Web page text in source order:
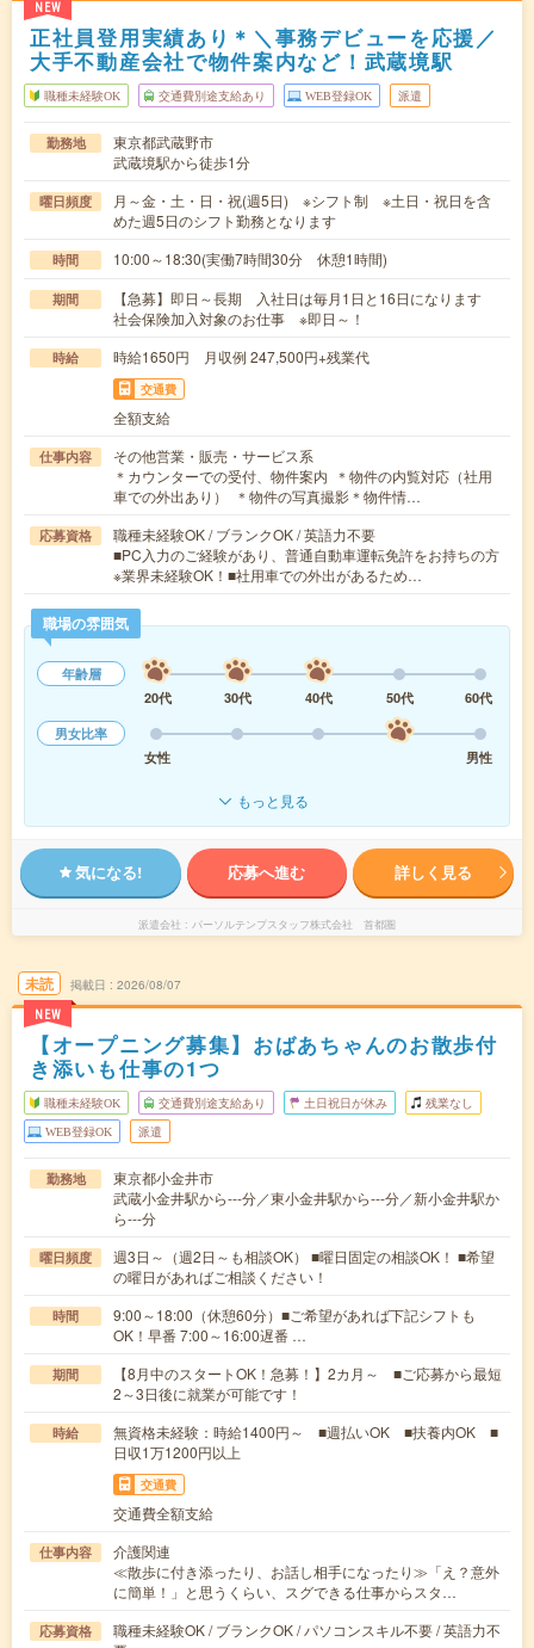
NEW
正社員登用実績あり＊＼事務デビューを応援／
大手不動産会社で物件案内など！武蔵境駅
職種未経験OK 交通費別途支給あり WEB登録OK 派遣
勤務地
東京都武蔵野市
武蔵境駅から徒歩1分
曜日頻度
月～金・土・日・祝(週5日) ※シフト制 ※土日・祝日を含
めた週5日のシフト勤務となります
時間 10:00～18:30(実働7時間30分 休憩1時間)
期間
【急募】即日～長期 入社日は毎月1日と16日になります
社会保険加入対象のお仕事 ※即日～！
時給 時給1650円 月収例 247,500円+残業代
交通費
全額支給
仕事内容
その他営業・販売・サービス系
＊カウンターでの受付、物件案内 ＊物件の内覧対応（社用
車での外出あり） ＊物件の写真撮影＊物件情…
応募資格
職種未経験OK / ブランクOK / 英語力不要
■PC入力のご経験があり、普通自動車運転免許をお持ちの方
※業界未経験OK！■社用車での外出があるため…
職場の雰囲気
年齢層
20代
30代 40代 50代
60代
男女比率
女性
男性
もっと見る
気になる! 応募へ進む 詳しく見る
派遣会社 パーソルテンプスタッフ株式会社 首都圏
未読
NEW
掲載日 2026/08/07
【オープニング募集】おばあちゃんのお散歩付
き添いも仕事の1つ
職種未経験OK 交通費別途支給あり 土日祝日が休み 残業なし
WEB登録OK 派遣
勤務地
東京都小金井市
武蔵小金井駅から---分／東小金井駅から---分／新小金井駅か
ら---分
曜日頻度
週3日～（週2日～も相談OK） ■曜日固定の相談OK！ ■希望
の曜日があればご相談ください！
時間
9:00～18:00（休憩60分）■ご希望があれば下記シフトも
OK！早番 7:00～16:00遅番 …
期間
【8月中のスタートOK！急募！】2カ月～ ■ご応募から最短
2～3日後に就業が可能です！
時給
無資格未経験：時給1400円～ ■週払いOK ■扶養内OK ■
日収1万1200円以上
交通費
交通費全額支給
仕事内容
介護関連
≪散歩に付き添ったり、お話し相手になったり≫「え？意外
に簡単！」と思うくらい、スグできる仕事からスタ…
応募資格
職種未経験OK / ブランクOK / パソコンスキル不要 / 英語力不